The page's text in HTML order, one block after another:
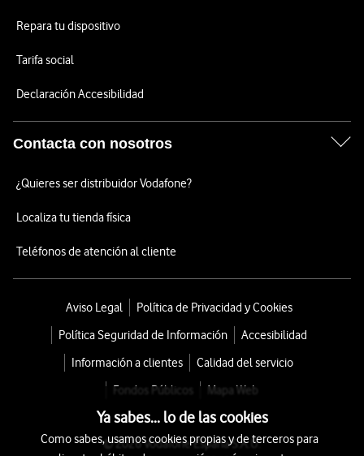
Repara tu dispositivo
Tarifa social
Declaración Accesibilidad
Contacta con nosotros
¿Quieres ser distribuidor Vodafone?
Localiza tu tienda física
Teléfonos de atención al cliente
Aviso Legal
Política de Privacidad y Cookies
Política Seguridad de Información
Accesibilidad
Información a clientes
Calidad del servicio
Fondos Públicos
Mapa Web
© 2026 Vodafone España S.A.U.
Ya sabes... lo de las cookies
Como sabes, usamos cookies propias y de terceros para